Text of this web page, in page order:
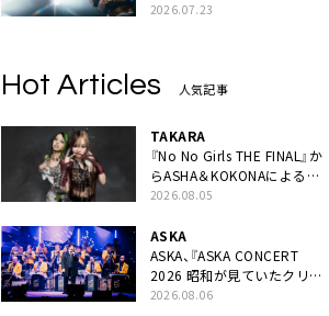
2026.07.23
Hot Articles 人気記事
TAKARA
『No No Girls THE FINAL』か
らASHA＆KOKONAによるユ
ニット・TAKARAがデビュー
2026.08.05
ASKA
ASKA、『ASKA CONCERT
2026 昭和が見ていたクリス
マス!? 』発売＆上映決定
2026.08.06